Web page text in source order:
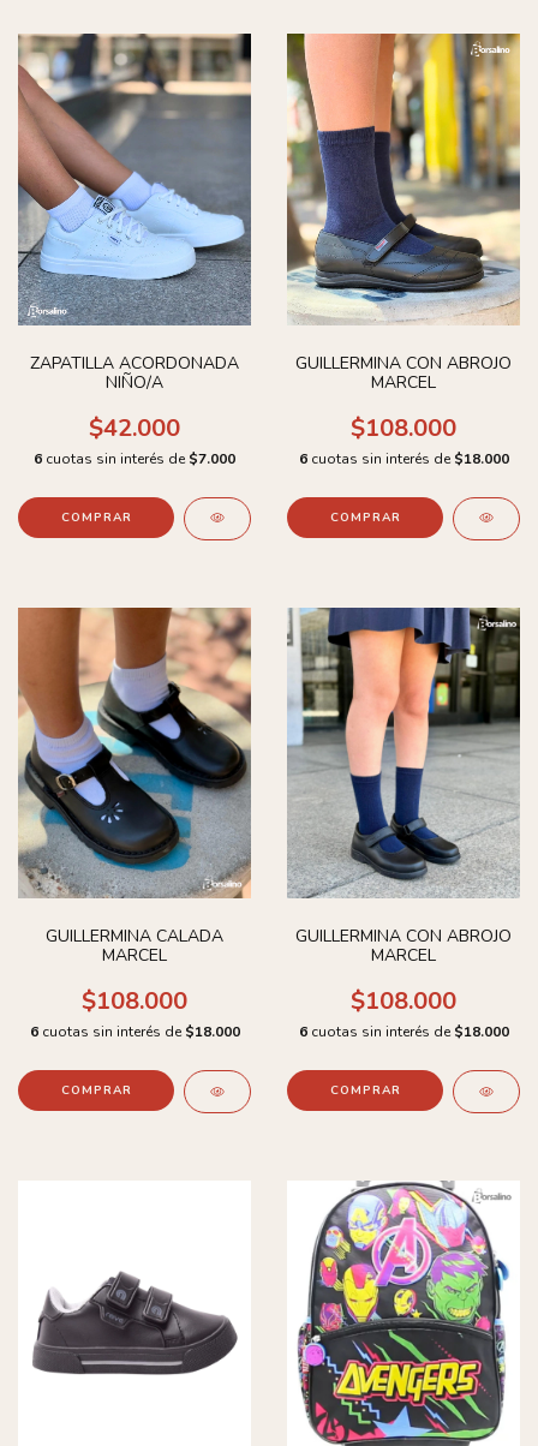
ZAPATILLA ACORDONADA
NIÑO/A
$42.000
6 cuotas sin interés de $7.000
COMPRAR
GUILLERMINA CON ABROJO
MARCEL
$108.000
6 cuotas sin interés de $18.000
COMPRAR
GUILLERMINA CALADA
MARCEL
$108.000
6 cuotas sin interés de $18.000
COMPRAR
GUILLERMINA CON ABROJO
MARCEL
$108.000
6 cuotas sin interés de $18.000
COMPRAR